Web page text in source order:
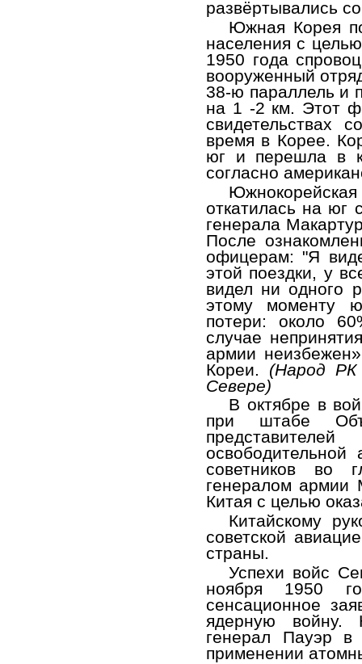
развёртывались
Южная Корея
населения с
1950 года
вооруженный
38-ю параллель и
на 1 -2 км. Этот
свидетельствах
время в Корее.
юг и перешла в
согласно
откатилась на юг
генерала
После
офицерам: "Я
этой поездки, у
видел ни одного
этому моменту
потери: около
случае
армии
Кореи. (Народ
Севере)
В октябре в
при штабе
освободительной
советников во
генералом
Китая с целью
Китайскому
советской
страны.
Успехи войс
ноября 1950
сенсационное
ядерную войну.
генерал Пауэр
применении